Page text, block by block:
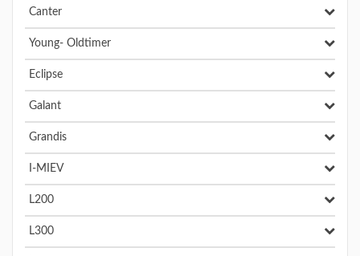
Canter
Young- Oldtimer
Eclipse
Galant
Grandis
I-MIEV
L200
L300